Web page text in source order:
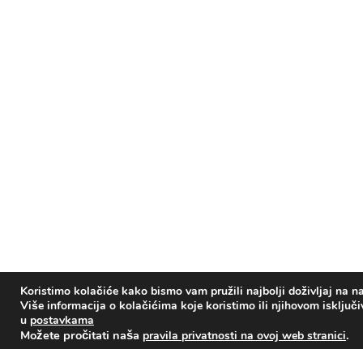
Koristimo kolačiće kako bismo vam pružili najbolji doživljaj na
Više informacija o kolačićima koje koristimo ili njihovom
u postavkama
Možete pročitati naša pravila privatnosti na ovoj web stranici.